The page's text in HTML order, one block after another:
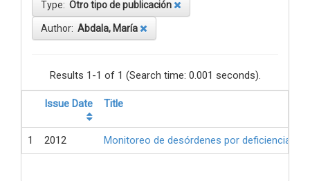
Type: Otro tipo de publicación
Author: Abdala, María
Results 1-1 of 1 (Search time: 0.001 seconds).
Issue Date Title
1 2012 Monitoreo de desórdenes por deficiencia